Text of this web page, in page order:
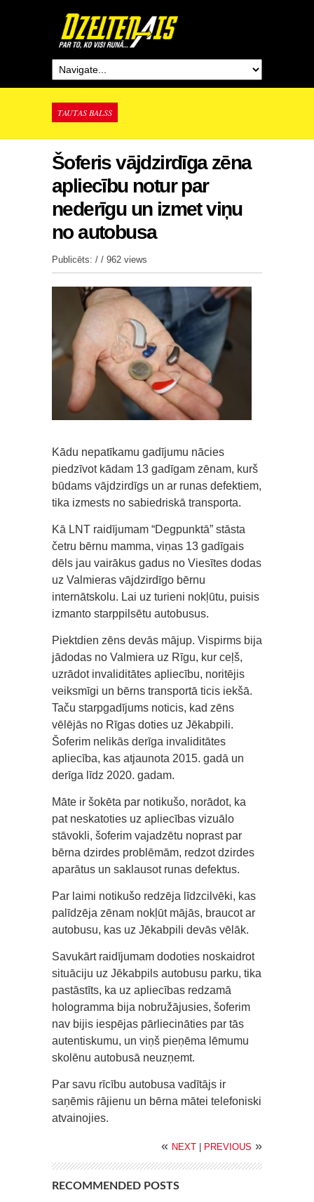
TAUTAS BALSS
Šoferis vājdzirdīga zēna
apliecību notur par
nederīgu un izmet viņu
no autobusa
Publicēts: / / 962 views
Kādu nepatīkamu gadījumu nācies
piedzīvot kādam 13 gadīgam zēnam, kurš
būdams vājdzirdīgs un ar runas defektiem,
tika izmests no sabiedriskā transporta.
Kā LNT raidījumam “Degpunktā” stāsta
četru bērnu mamma, viņas 13 gadīgais
dēls jau vairākus gadus no Viesītes dodas
uz Valmieras vājdzirdīgo bērnu
internātskolu. Lai uz turieni nokļūtu, puisis
izmanto starppilsētu autobusus.
Piektdien zēns devās mājup. Vispirms bija
jādodas no Valmiera uz Rīgu, kur ceļš,
uzrādot invaliditātes apliecību, noritējis
veiksmīgi un bērns transportā ticis iekšā.
Taču starpgadījums noticis, kad zēns
vēlējās no Rīgas doties uz Jēkabpili.
Šoferim nelikās derīga invaliditātes
apliecība, kas atjaunota 2015. gadā un
derīga līdz 2020. gadam.
Māte ir šokēta par notikušo, norādot, ka
pat neskatoties uz apliecības vizuālo
stāvokli, šoferim vajadzētu noprast par
bērna dzirdes problēmām, redzot dzirdes
aparātus un saklausot runas defektus.
Par laimi notikušo redzēja līdzcilvēki, kas
palīdzēja zēnam nokļūt mājās, braucot ar
autobusu, kas uz Jēkabpili devās vēlāk.
Savukārt raidījumam dodoties noskaidrot
situāciju uz Jēkabpils autobusu parku, tika
pastāstīts, ka uz apliecības redzamā
hologramma bija nobružājusies, šoferim
nav bijis iespējas pārliecināties par tās
autentiskumu, un viņš pieņēma lēmumu
skolēnu autobusā neuzņemt.
Par savu rīcību autobusa vadītājs ir
saņēmis rājienu un bērna mātei telefoniski
atvainojies.
« NEXT PREVIOUS »
RECOMMENDED POSTS